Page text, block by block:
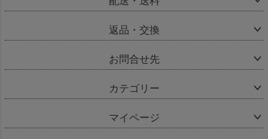
返品・交換
お問合せ先
カテゴリー
マイページ